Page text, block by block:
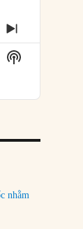
với
NEXT
EPISODE
Show
Podcast
nhằm